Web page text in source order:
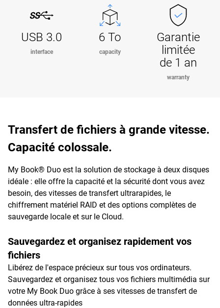
USB 3.0
interface
6 To
capacity
Garantie
limitée
de 1 an
warranty
Transfert de fichiers à grande vitesse.
Capacité colossale.
My Book® Duo est la solution de stockage à deux disques
idéale : elle offre la capacité et la sécurité dont vous avez
besoin, des vitesses de transfert ultrarapides, le
chiffrement matériel RAID et des options complètes de
sauvegarde locale et sur le Cloud.
Sauvegardez et organisez rapidement vos
fichiers
Libérez de l'espace précieux sur tous vos ordinateurs.
Sauvegardez et organisez tous vos fichiers multimédia sur
votre My Book Duo grâce à ses vitesses de transfert de
données ultra-rapides